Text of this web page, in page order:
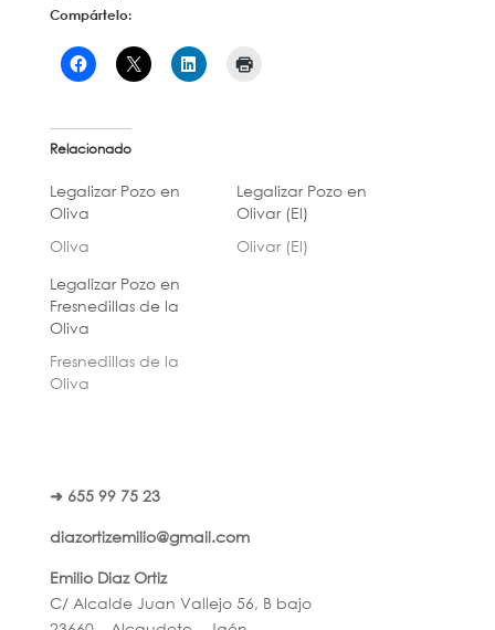
Compártelo:
Relacionado
Legalizar Pozo en
Oliva
Oliva
Legalizar Pozo en
Olivar (El)
Olivar (El)
Legalizar Pozo en
Fresnedillas de la
Oliva
Fresnedillas de la
Oliva
➜ 655 99 75 23
diazortizemilio@gmail.com
Emilio Diaz Ortiz
C/ Alcalde Juan Vallejo 56, B bajo